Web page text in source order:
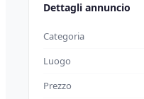
Dettagli annuncio
Categoria
Luogo
Prezzo